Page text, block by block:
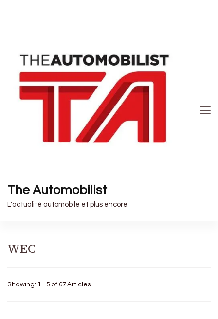
The Automobilist
L'actualité automobile et plus encore
WEC
Showing: 1 - 5 of 67 Articles